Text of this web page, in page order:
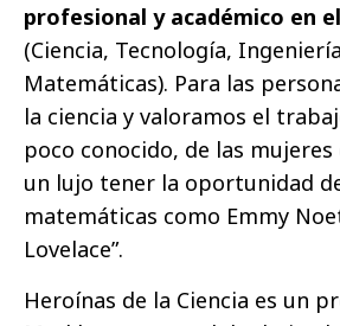
profesional y académico en
(Ciencia, Tecnología,
Matemáticas). Para las
la ciencia y valoramos el
poco conocido, de las
un lujo tener la oportunidad
matemáticas como Emmy
Lovelace”.
Heroínas de la Ciencia es un